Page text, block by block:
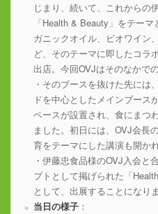
じまり、続いて、これからの
「Health & Beauty」をテー
ガニックオイル、ビオワイン
ど、そのテーマに即したコラ
出店。今回OVJはそのなかで
・そのブースを抜けた先には
ドを中心としたメインブース
ペースが設置され、食にまつ
ました。初日には、OVJ会長
育をテーマにした講演も開か
・伊藤忠食品様のOVJ入会と
プトとして掲げられた「
として、出展することになりま
当日の様子：